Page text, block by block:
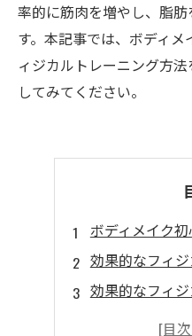
率的に筋肉を増やし、脂
す。本記事では、ボディ
ィジカルトレーニング方
してみてください。
ボディメイク初
効果的なフィ
効果的なフィ
効果的なフィ